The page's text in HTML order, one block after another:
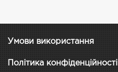
Умови використання
Політика конфіденційності